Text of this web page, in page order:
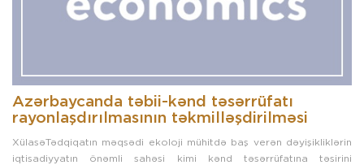
Azərbaycanda təbii-kənd təsərrüfatı
rayonlaşdırılmasının təkmilləşdirilməsi
XülasəTədqiqatın məqsədi ekoloji mühitdə baş verən dəyişikliklərin
iqtisadiyyatın önəmli sahəsi kimi kənd təsərrüfatına təsirini